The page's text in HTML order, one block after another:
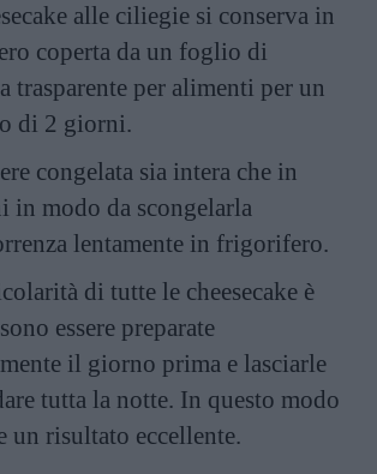
alle ciliegie si conserva in
coperta da un foglio di
trasparente per alimenti per un
di 2 giorni.
congelata sia intera che in
in modo da scongelarla
lentamente in frigorifero.
di tutte le cheesecake è
essere preparate
il giorno prima e lasciarle
tutta la notte. In questo modo
un risultato eccellente.